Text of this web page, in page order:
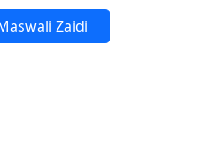
Zaidi